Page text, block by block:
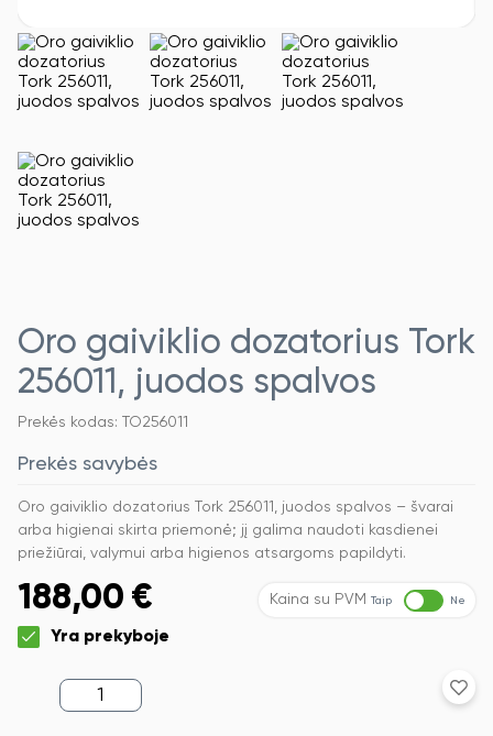
Oro gaiviklio dozatorius Tork
256011, juodos spalvos
Prekės kodas: TO256011
Prekės savybės
Oro gaiviklio dozatorius Tork 256011, juodos spalvos – švarai
arba higienai skirta priemonė; jį galima naudoti kasdienei
priežiūrai, valymui arba higienos atsargoms papildyti.
188,00 € Kaina su PVM Taip Ne
Yra prekyboje
produkto
kiekis: